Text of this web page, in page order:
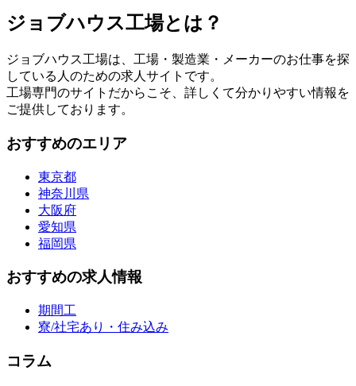
ジョブハウス工場とは？
ジョブハウス工場は、工場・製造業・メーカーのお仕事を探
している人のための求人サイトです。
工場専門のサイトだからこそ、詳しくて分かりやすい情報を
ご提供しております。
おすすめのエリア
東京都
神奈川県
大阪府
愛知県
福岡県
おすすめの求人情報
期間工
寮/社宅あり・住み込み
コラム